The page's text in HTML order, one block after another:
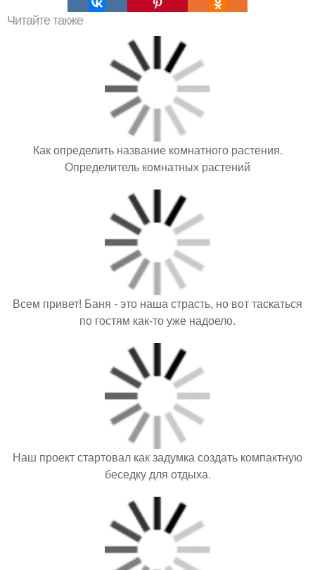
Читайте также
Как определить название комнатного растения.
Определитель комнатных растений
Всем привет! Баня - это наша страсть, но вот таскаться
по гостям как-то уже надоело.
Наш проект стартовал как задумка создать компактную
беседку для отдыха.
Какого цвета репка в сказке. Конспект занятия по
рассказыванию сказки «Репка» в первой младшей